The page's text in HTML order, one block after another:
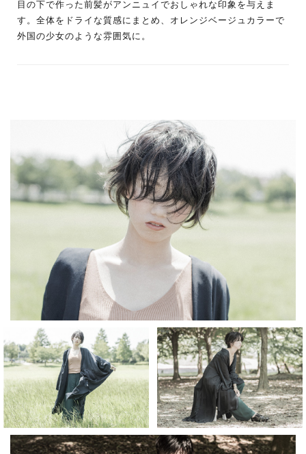
目の下で作った前髪がアンニュイでおしゃれな印象を与えま
す。全体をドライな質感にまとめ、オレンジベージュカラーで
外国の少女のような雰囲気に。